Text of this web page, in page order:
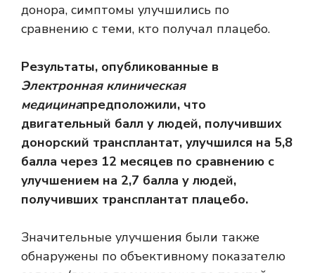
донора, симптомы улучшились по
сравнению с теми, кто получал плацебо.
Результаты, опубликованные в
Электронная клиническая
медицинапредположили, что
двигательный балл у людей, получивших
донорский трансплантат, улучшился на 5,8
балла через 12 месяцев по сравнению с
улучшением на 2,7 балла у людей,
получивших трансплантат плацебо.
Значительные улучшения были также
обнаружены по объективному показателю